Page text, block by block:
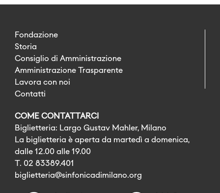
Fondazione
Storia
Consiglio di Amministrazione
Amministrazione Trasparente
Lavora con noi
Contatti
COME CONTATTARCI
Biglietteria: Largo Gustav Mahler, Milano
La biglietteria è aperta da martedì a domenica,
dalle 12.00 alle 19.00
T. 02 83389.401
biglietteria@sinfonicadimilano.org